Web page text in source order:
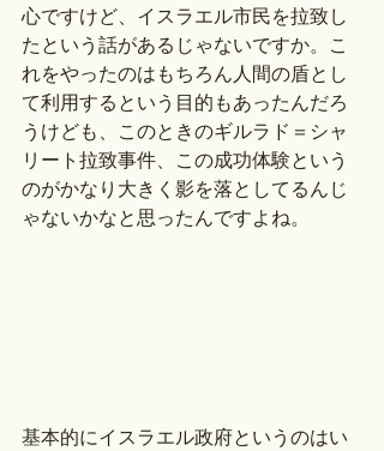
心ですけど、イスラエル市民を拉致し
たという話があるじゃないですか。こ
れをやったのはもちろん人間の盾とし
て利用するという目的もあったんだろ
うけども、このときのギルラド＝シャ
リート拉致事件、この成功体験という
のがかなり大きく影を落としてるんじ
ゃないかなと思ったんですよね。
基本的にイスラエル政府というのはい